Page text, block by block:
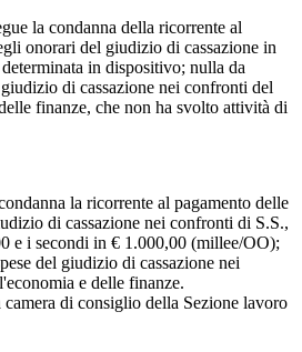
la condanna della ricorrente al
onorari del giudizio di cassazione in
in dispositivo; nulla da
di cassazione nei confronti del
finanze, che non ha svolto attività di
la ricorrente al pagamento delle
di cassazione nei confronti di S.S.,
e i secondi in € 1.000,00 (millee/OO);
del giudizio di cassazione nei
e delle finanze.
di consiglio della Sezione lavoro